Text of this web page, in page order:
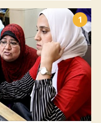
1